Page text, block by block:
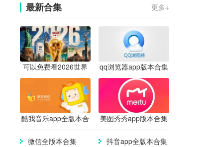
最新合集 更多+
可以免费看2026世界
杯直播的app合集
qq浏览器app版本合集
酷我音乐app全版本合
集
美图秀秀app版本合集
微信全版本合集
抖音app全版本合集